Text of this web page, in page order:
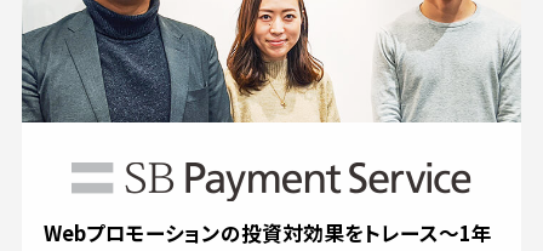
Webプロモーションの投資対効果をトレース～1年